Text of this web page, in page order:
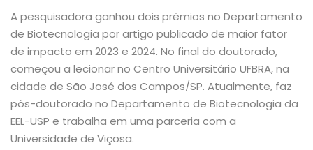
A pesquisadora ganhou dois prêmios no Departamento
de Biotecnologia por artigo publicado de maior fator
de impacto em 2023 e 2024. No final do doutorado,
começou a lecionar no Centro Universitário UFBRA, na
cidade de São José dos Campos/SP. Atualmente, faz
pós-doutorado no Departamento de Biotecnologia da
EEL-USP e trabalha em uma parceria com a
Universidade de Viçosa.